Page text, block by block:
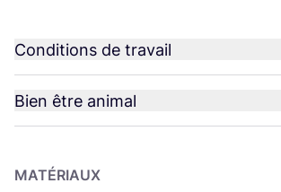
Conditions de travail
Bien être animal
MATÉ­RIAUX